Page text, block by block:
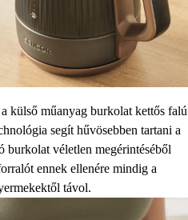
külső műanyag burkolat kettős falú
segít hűvösebben tartani a
burkolat véletlen megérintéséből
ennek ellenére mindig a
távol.